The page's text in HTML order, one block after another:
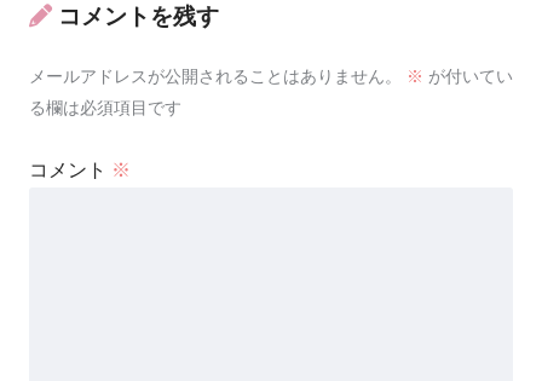
コメントを残す
メールアドレスが公開されることはありません。 ※ が付いてい
る欄は必須項目です
コメント ※